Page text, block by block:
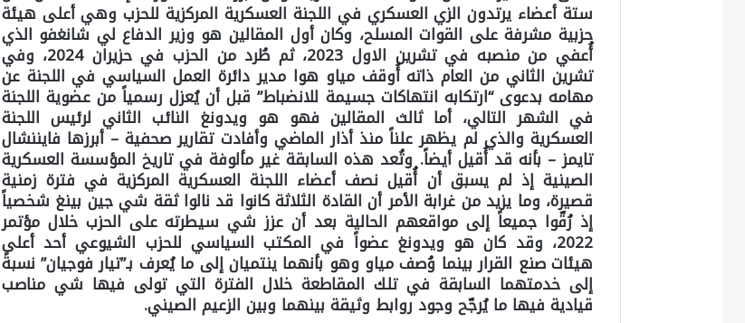
ستة أعضاء يرتدون الزي العسكري في اللجنة العسكرية المركزية للحزب وهي أعلى هيئة
حزبية مشرفة على القوات المسلح، وكان أول المقالين هو وزير الدفاع لي شانغفو الذي
أُعفي من منصبه في تشرين الاول 2023، ثم طُرد من الحزب في حزيران 2024، وفي
تشرين الثاني من العام ذاته أُوقف مياو هوا مدير دائرة العمل السياسي في اللجنة عن
مهامه بدعوى “ارتكابه انتهاكات جسيمة للانضباط” قبل أن يُعزل رسمياً من عضوية اللجنة
في الشهر التالي، أما ثالث المقالين فهو هو ويدونغ النائب الثاني لرئيس اللجنة
العسكرية والذي لم يظهر علناً منذ أذار الماضي وأفادت تقارير صحفية – أبرزها فايننشال
تايمز – بأنه قد أُقيل أيضاً. وتُعد هذه السابقة غير مألوفة في تاريخ المؤسسة العسكرية
الصينية إذ لم يسبق أن أُقيل نصف أعضاء اللجنة العسكرية المركزية في فترة زمنية
قصيرة، وما يزيد من غرابة الأمر أن القادة الثلاثة كانوا قد نالوا ثقة شي جين بينغ شخصياً
إذ رُقّوا جميعاً إلى مواقعهم الحالية بعد أن عزز شي سيطرته على الحزب خلال مؤتمر
2022، وقد كان هو ويدونغ عضواً في المكتب السياسي للحزب الشيوعي أحد أعلى
هيئات صنع القرار بينما وُصف مياو وهو بأنهما ينتميان إلى ما يُعرف بـ”تيار فوجيان” نسبةً
إلى خدمتهما السابقة في تلك المقاطعة خلال الفترة التي تولى فيها شي مناصب
قيادية فيها ما يُرجّح وجود روابط وثيقة بينهما وبين الزعيم الصيني.